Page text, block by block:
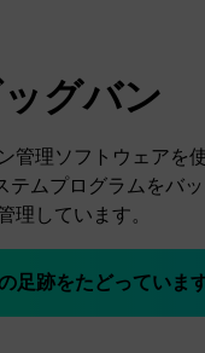
グバン
管理ソフトウェア
テムプログラムをバ
理しています。
足跡をたどっていま